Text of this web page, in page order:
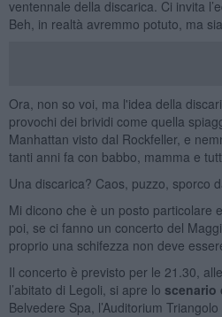
ventennale della discarica. Ci invita
Beh, in realtà avremmo potuto, ma
Ora, non so voi, ma l'idea della
provochi dei brividi come quella
Manhattan visto dal Rockfeller, e
tanti anni fa con babbo, mamma e
Una discarica? Caos, puzzo, sporco
Mi dicono che è un posto particolare
poi, se ci fanno un concerto del
proprio una schifezza non deve
Il concerto è previsto per le 21.30,
l’abitato di Legoli, si apre lo scenario
Belvedere Spa, l’Auditorium